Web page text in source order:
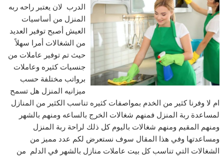
الدرب لان يعتبر راحه ربه
المنزل من أساسيات
العيش أصبح توفير العديد
من الشغالات أمرا سهلاً
حيث تم توفير عاملات من
جنسيات كثيره وعاملات
برواتب مختلفة حسب
ميزانيه المنزل هل تسمح
ام لا وفرنا كثير من الخدم بمواصفات كثيره تناسب الكثير من المنازل
لمساعدة ربة المنزل فمنهم شغالات الخرج بالساعه ومنهم بالشهر
ومنهم المقيم ومنهم شغالات باليوم كل ذلك لراحة ربة المنزل
ومساعدتها وفي هذا المقال سوف نستعرض لكم عدد مميز من
الشغالات التي تناسب كل بيت عاملات منازل بالشهر في الدلم من